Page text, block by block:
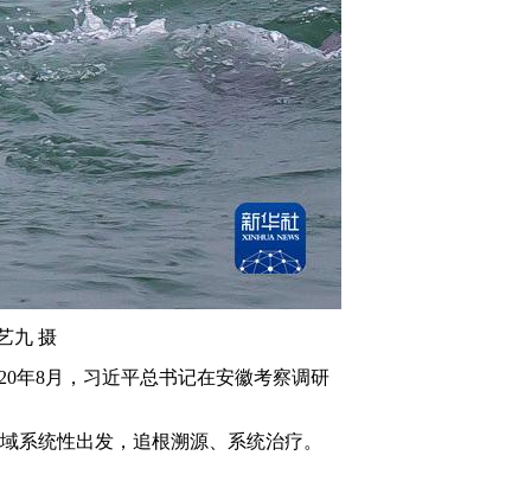
九 摄
8月，习近平总书记在安徽考察调研
统性出发，追根溯源、系统治疗。